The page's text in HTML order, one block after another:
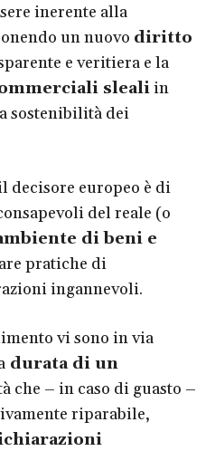
inerente alla
un nuovo diritto
e veritiera e la
slealiin
sostenibilità dei
decisore europeo è di
del reale (o
di beni e
pratiche di
ingannevoli.
vi sono in via
durata di un
che – in caso di guasto –
riparabile,